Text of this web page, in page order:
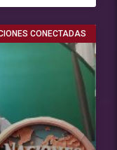
CONECTADAS